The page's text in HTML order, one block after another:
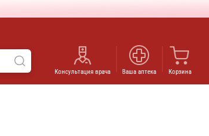
Консультация врача Ваша аптека Корзина